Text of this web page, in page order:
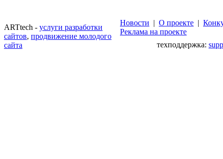
ARTtech - услуги разработки
сайтов, продвижение молодого
сайта
Новости | О проекте |
Реклама на проекте
техподдержка: